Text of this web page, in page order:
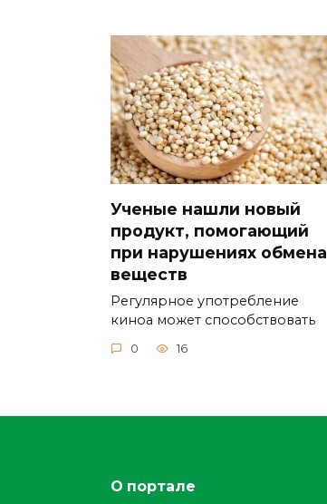
Ученые нашли новый
продукт, помогающий
при нарушениях обмена
веществ
Регулярное употребление
киноа может способствовать
0 16
О портале